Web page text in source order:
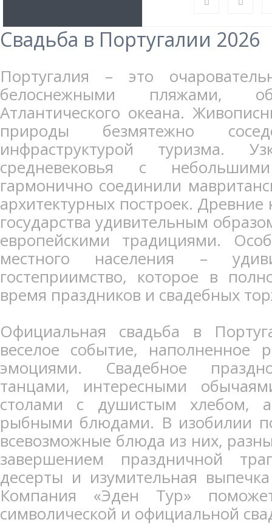
Свадьба в Португалии 2026
Португалия – это
белоснежными пляжами,
Атлантического океана.
природы безмятежно
инфраструктурой туризма.
средневековья с
гармонично соединили
архитектурных построек.
государства удивительным
европейскими традициями.
местного населения –
гостеприимство, которое в
время праздников и свадебных
Официальная свадьба в
веселое событие, наполненное
эмоциями. Свадебное
танцами, интересными
столами с душистым хлебом,
рыбными блюдами. В изобилии
всевозможные блюда из них,
завершением праздничной
десерты и изумительная
Компания «Эден Тур»
символической и официальной